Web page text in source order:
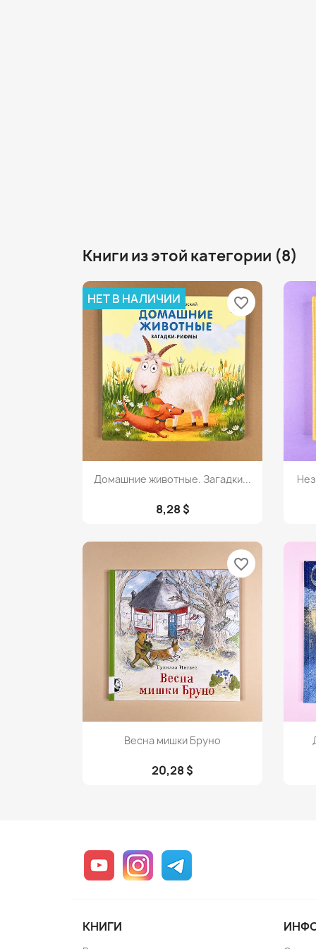
Книги из этой категории (8)
Просмотр
Домашние животные. Загадки...
8,28 $
НЕТ В НАЛИЧИИ favorite_border
Просмотр
Весна мишки Бруно
20,28 $
favorite_border
YouTube Instagram
КНИГИ